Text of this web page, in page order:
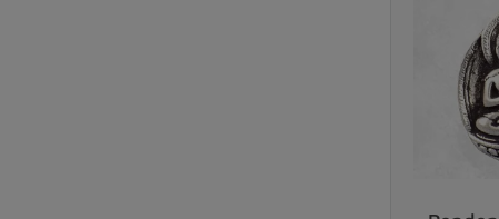
l'identité et le goût personnel de celui qui le
: pour certaines
Comment reconnaitre un vrai